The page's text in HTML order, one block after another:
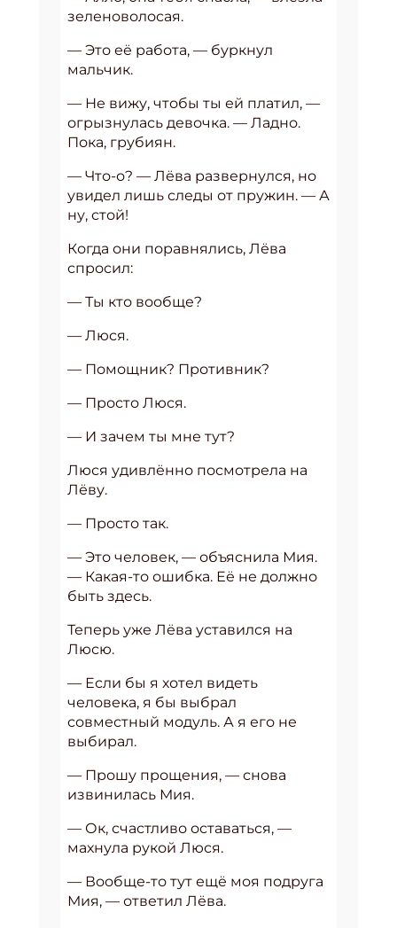
зеленоволосая.
— Это её работа, — буркнул
мальчик.
— Не вижу, чтобы ты ей платил, —
огрызнулась девочка. — Ладно.
Пока, грубиян.
— Что-о? — Лёва развернулся, но
увидел лишь следы от пружин. — А
ну, стой!
Когда они поравнялись, Лёва
спросил:
— Ты кто вообще?
— Люся.
— Помощник? Противник?
— Просто Люся.
— И зачем ты мне тут?
Люся удивлённо посмотрела на
Лёву.
— Просто так.
— Это человек, — объяснила Мия.
— Какая-то ошибка. Её не должно
быть здесь.
Теперь уже Лёва уставился на
Люсю.
— Если бы я хотел видеть
человека, я бы выбрал
совместный модуль. А я его не
выбирал.
— Прошу прощения, — снова
извинилась Мия.
— Ок, счастливо оставаться, —
махнула рукой Люся.
— Вообще-то тут ещё моя подруга
Мия, — ответил Лёва.